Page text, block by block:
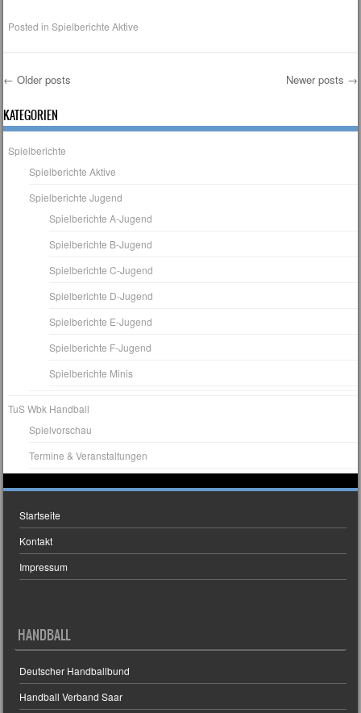
Posted inSpielberichte Aktive
Post navigation
← Older posts Newer posts →
KATEGORIEN
Spielberichte
Spielberichte Aktive
Spielberichte Jugend
Spielberichte A-Jugend
Spielberichte B-Jugend
Spielberichte C-Jugend
Spielberichte D-Jugend
Spielberichte E-Jugend
Spielberichte F-Jugend
Spielberichte Minis
TuS Wbk Handball
Spielvorschau
Termine & Veranstaltungen
Startseite
Kontakt
Impressum
HANDBALL
Deutscher Handballbund
Handball Verband Saar